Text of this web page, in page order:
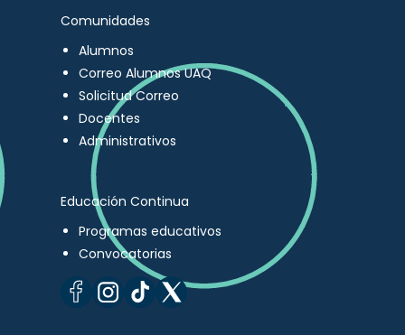
Comunidades
Alumnos
Correo Alumnos UAQ
Solicitud Correo
Docentes
Administrativos
Educación Continua
Programas educativos
Convocatorias